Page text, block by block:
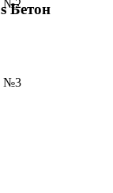
Бетон